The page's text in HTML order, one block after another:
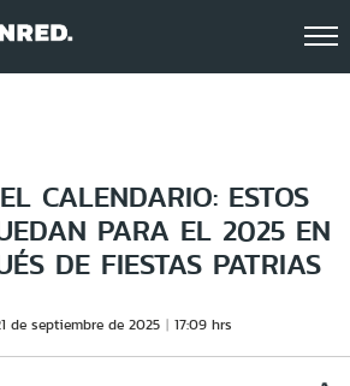
CALENDARIO: ESTOS
PARA EL 2025 EN
DE FIESTAS PATRIAS
de septiembre de 2025 17:09 hrs